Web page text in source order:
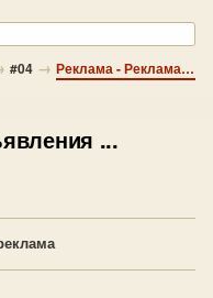
#04 → Реклама - Реклама и объявления ...
...